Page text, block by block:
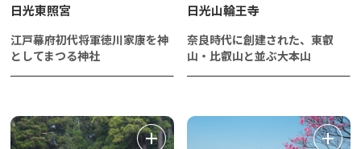
日光東照宮
江戸幕府初代将軍徳川家康を神
としてまつる神社
日光山輪王寺
奈良時代に創建された、東叡
山・比叡山と並ぶ大本山